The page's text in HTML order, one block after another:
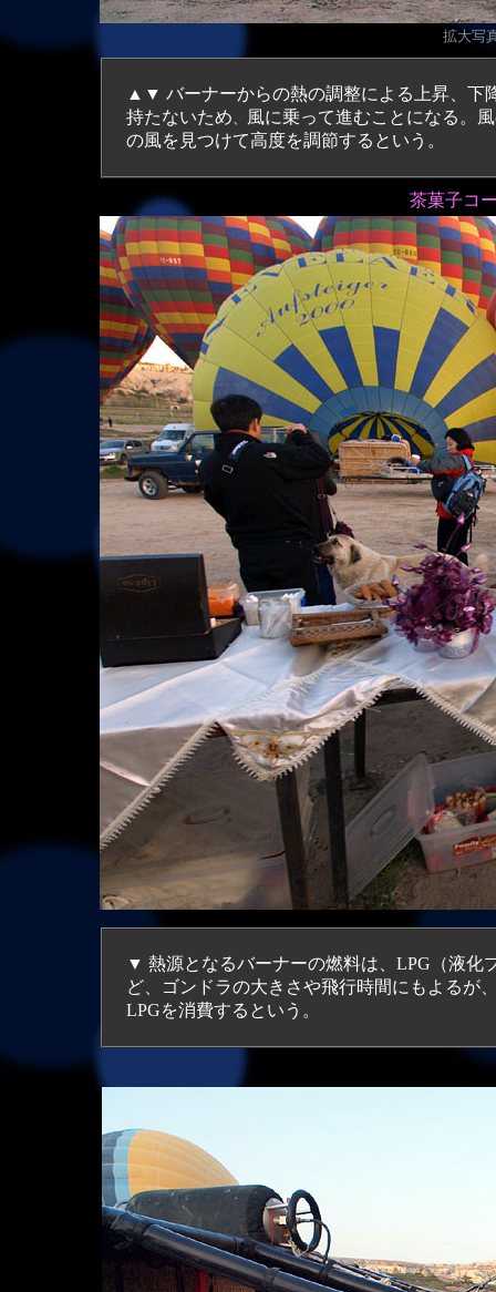
拡大写
▲▼ バーナーからの熱の調整による上昇、下
持たないため、
風に乗って進むことになる。
の風を見つけて高度を調節するという。
茶菓子コ
▼ 熱源となるバーナーの燃料は、LPG（液化
ど、ゴンドラの大きさや飛行時間にもよるが
LPGを消費するという。